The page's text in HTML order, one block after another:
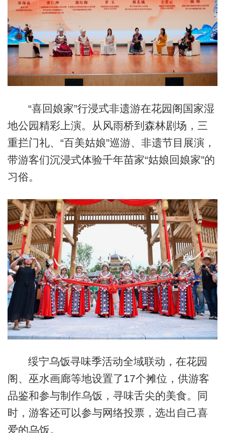
“喜回娘家”行浸式非遗游在花园阁国家湿
地公园精彩上演。从风雨桥到森林剧场，三
重拦门礼、“百美姑娘”巡游、非遗节目展演，
带游客们沉浸式体验千年苗家“姑娘回娘家”的
习俗。
绥宁乌饭寻味季活动全域联动，在花园
阁、巫水画廊等地设置了17个摊位，供游客
品鉴和参与制作乌饭，寻味舌尖的美食。同
时，游客还可以参与网络投票，选出自己喜
爱的乌饭。